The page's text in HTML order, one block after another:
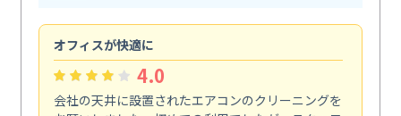
オフィスが快適に
4.0
会社の天井に設置されたエアコンのクリーニングを